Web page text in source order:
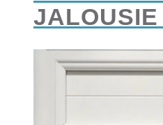
JALOUSIE